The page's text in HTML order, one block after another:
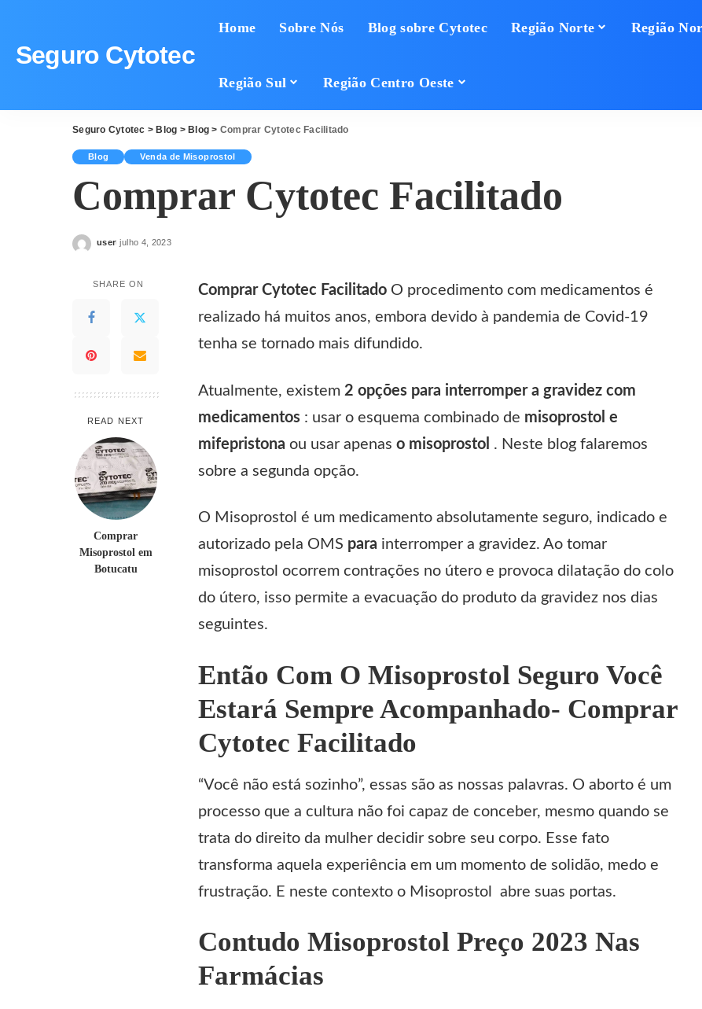
Seguro Cytotec
Home Sobre Nós Blog sobre Cytotec Região Norte Região
Região Sul Região Centro Oeste
Seguro Cytotec > Blog > Blog > Comprar Cytotec Facilitado
Blog Venda de Misoprostol
Comprar Cytotec Facilitado
Posted
user julho 4, 2023
SHARE ON
READ NEXT
Comprar
Misoprostol em
Botucatu
Comprar Cytotec Facilitado O procedimento com medicamentos é
realizado há muitos anos, embora devido à pandemia de Covid-19
tenha se tornado mais difundido.
Atualmente, existem 2 opções para interromper a gravidez com
medicamentos : usar o esquema combinado de misoprostol e
mifepristona ou usar apenas o misoprostol . Neste blog falaremos
sobre a segunda opção.
O Misoprostol é um medicamento absolutamente seguro, indicado e
autorizado pela OMS para interromper a gravidez. Ao tomar
misoprostol ocorrem contrações no útero e provoca dilatação do colo
do útero, isso permite a evacuação do produto da gravidez nos dias
seguintes.
Então Com O Misoprostol Seguro Você
Estará Sempre Acompanhado- Comprar
Cytotec Facilitado
“Você não está sozinho”, essas são as nossas palavras. O aborto é um
processo que a cultura não foi capaz de conceber, mesmo quando se
trata do direito da mulher decidir sobre seu corpo. Esse fato
transforma aquela experiência em um momento de solidão, medo e
frustração. E neste contexto o Misoprostol abre suas portas.
Contudo Misoprostol Preço 2023 Nas
Farmácias